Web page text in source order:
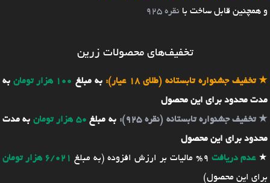
و همچنین قابل ساخت با نقره 925
تخفیف‌های محصولات زرین
★تخفیف جشنواره تابستانه (طلای 18 عیار): به مبلغ 100 هزار تومان
به
مدت محدود برای این محصول
★تخفیف جشنواره تابستانه (نقره 925): به مبلغ 50 هزار تومان
به مدت
محدود برای این محصول
★عدم دریافت 9% مالیات بر ارزش افزوده (به مبلغ
6/021 هزار تومان
برای این محصول)